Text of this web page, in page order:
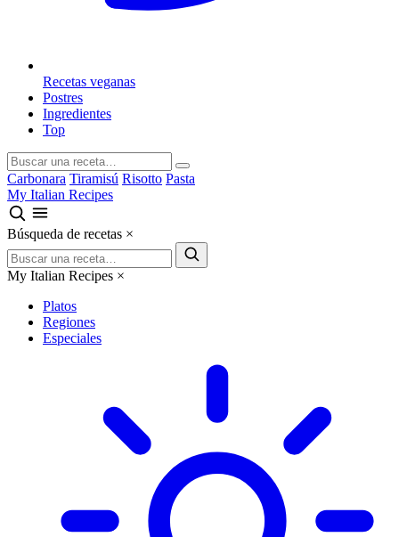
Recetas veganas
Postres
Ingredientes
Top
Carbonara Tiramisú Risotto Pasta
My Italian Recipes
Búsqueda de recetas ×
My Italian Recipes ×
Platos
Regiones
Especiales